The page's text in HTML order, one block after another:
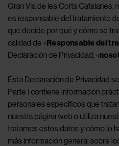
Gran Via de les Corts Catalanes,
es responsable del tratamiento
que decide por qué y cómo se
calidad de « Responsable del
Declaración de Privacidad, «
Esta Declaración de Privacidad
Parte I contiene información
personales específicos que
nuestra página web o utiliza
tratamos estos datos y cómo lo
más información general sobre